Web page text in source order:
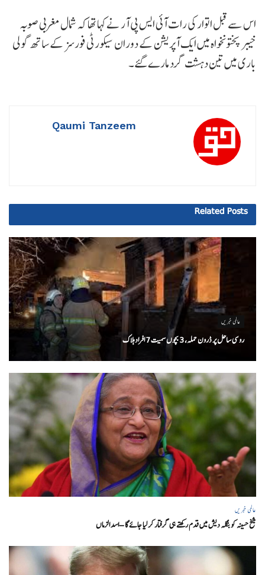
اس سے قبل اتوار کی رات آئی ایس پی آر نے کہا تھا کہ شمال مغربی صوبہ
خیبر پختونخواہ میں ایک آپریشن کے دوران سیکورٹی فورسز کے ساتھ گولی
باری میں تین دہشت گرد مارے گئے۔
Qaumi Tanzeem
Related Posts
عالمی خبریں
روسی ساحل پر ڈرون حملہ، 3 بچوں سمیت 7 افراد ہلاک
عالمی خبریں
شیخ حسینہ کو بنگلہ دیش میں قدم رکھتے ہی گرفتار کر لیا جائے گا – اسد الزماں